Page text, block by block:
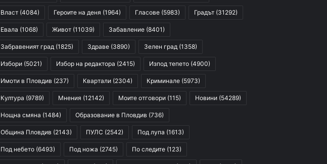
Власт (4084) Героите на деня (1964) Гласове (5983) Градът (31292)
Евала (1068) Живот (11039) Забавление (8401)
Забравеният град (1825) Здраве (3890) Зелен град (1358)
Избори (5021) Избор на редактора (2415) Изпод тепето (4900)
Имоти в Пловдив (237) Квартали (2304) Криминале (5973)
Култура (9789) Мнения (12142) Моите отговори (115) Новини (54289)
Нощна смяна (1484) Образование в Пловдив (736)
Община Пловдив (2143) ПУЛС (2542) Под лупа (1613)
Под небето (6493) Под ножа (2745) По следите (123)